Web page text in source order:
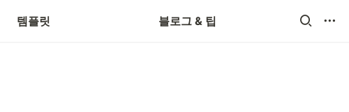
템플릿 블로그 & 팁